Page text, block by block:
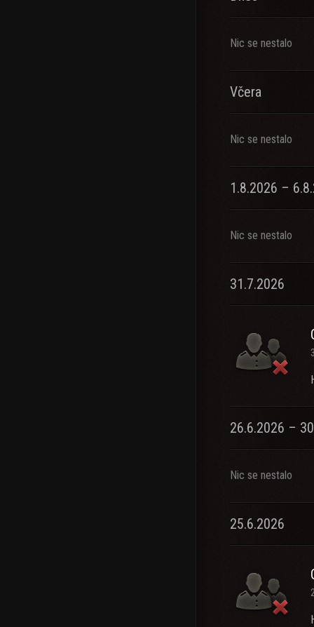
Nic se nestalo
Včera
Nic se nestalo
1.8.2026 –
Nic se nestalo
31.7.2026
26.6.2026 –
Nic se nestalo
25.6.2026